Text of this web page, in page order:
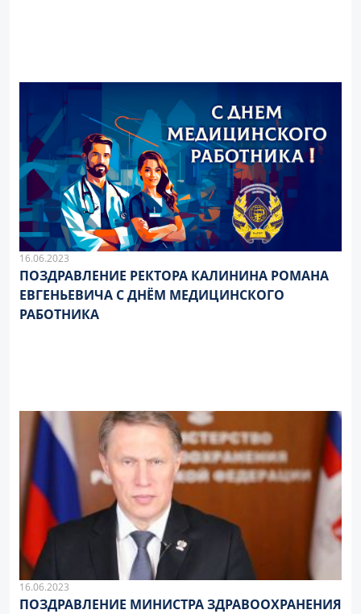
16.06.2023
ПОЗДРАВЛЕНИЕ РЕКТОРА КАЛИНИНА РОМАНА
ЕВГЕНЬЕВИЧА С ДНЁМ МЕДИЦИНСКОГО
РАБОТНИКА
16.06.2023
ПОЗДРАВЛЕНИЕ МИНИСТРА ЗДРАВООХРАНЕНИЯ